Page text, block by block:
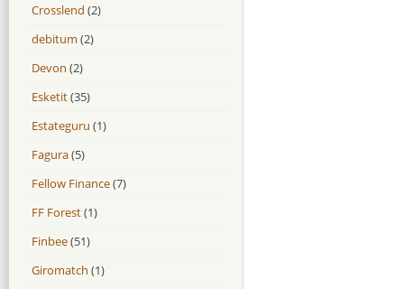
Crosslend (2)
debitum (2)
Devon (2)
Esketit(35)
Estateguru (1)
Fagura(5)
Fellow Finance(7)
FF Forest(1)
Finbee(51)
Giromatch (1)